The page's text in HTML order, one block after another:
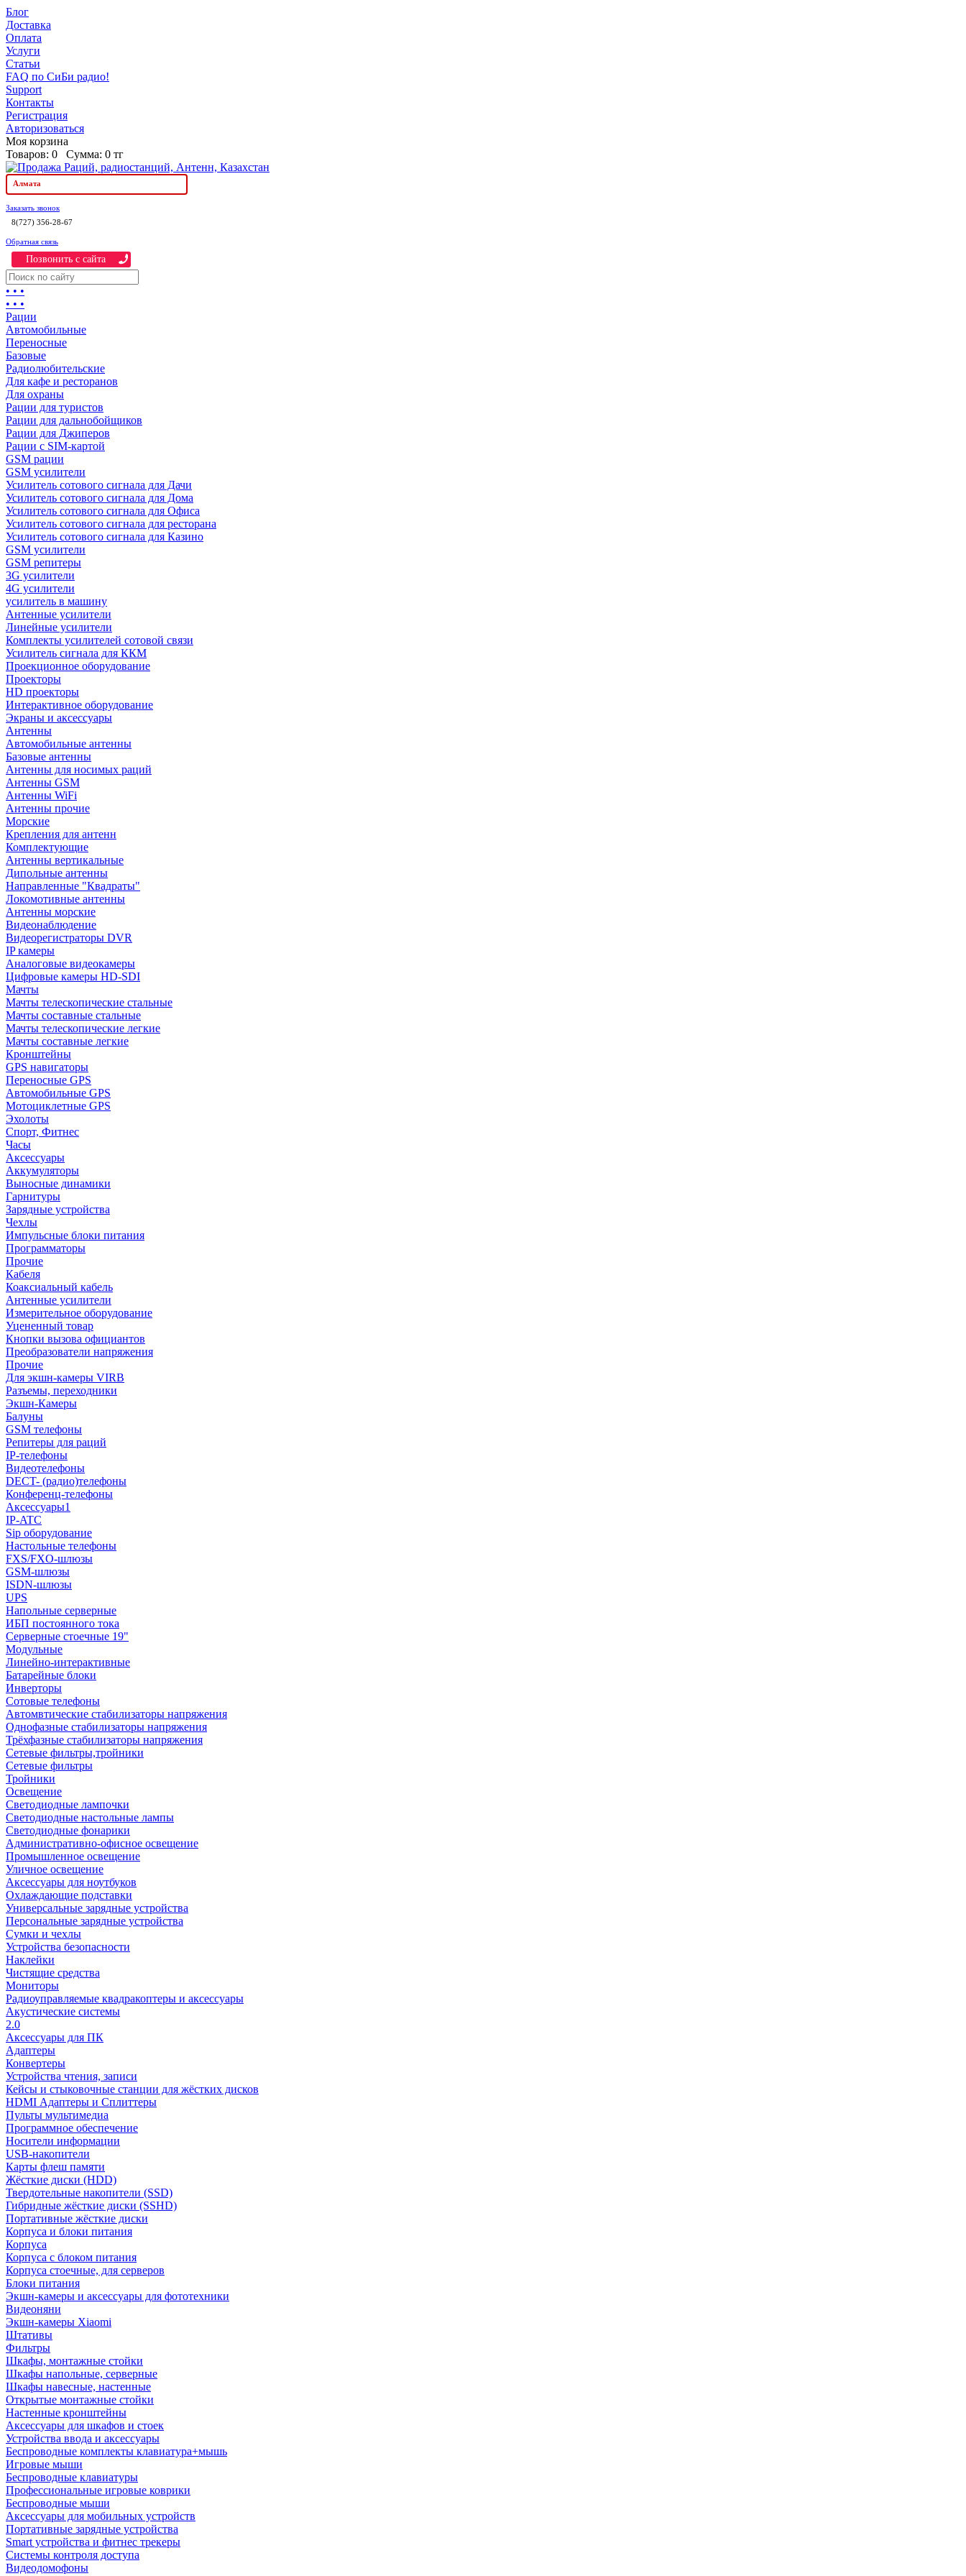
Блог
Доставка
Оплата
Услуги
Статьи
FAQ по СиБи радио!
Support
Контакты
Регистрация
Авторизоваться
Моя корзина
Товаров: 0 Сумма: 0 тг
Алмата
Заказать звонок
8(727) 356-28-67
Обратная связь
Позвонить c сайта
• • •
• • •
Рации
Автомобильные
Переносные
Базовые
Радиолюбительские
Для кафе и ресторанов
Для охраны
Рации для туристов
Рации для дальнобойщиков
Рации для Джиперов
Рации с SIM-картой
GSM рации
GSM усилители
Усилитель сотового сигнала для Дачи
Усилитель сотового сигнала для Дома
Усилитель сотового сигнала для Офиса
Усилитель сотового сигнала для ресторана
Усилитель сотового сигнала для Казино
GSM усилители
GSM репитеры
3G усилители
4G усилители
усилитель в машину
Антенные усилители
Линейные усилители
Комплекты усилителей сотовой связи
Усилитель сигнала для ККМ
Проекционное оборудование
Проекторы
HD проекторы
Интерактивное оборудование
Экраны и аксессуары
Антенны
Автомобильные антенны
Базовые антенны
Антенны для носимых раций
Антенны GSM
Антенны WiFi
Антенны прочие
Морские
Крепления для антенн
Комплектующие
Антенны вертикальные
Дипольные антенны
Направленные "Квадраты"
Локомотивные антенны
Антенны морские
Видеонаблюдение
Видеорегистраторы DVR
IP камеры
Аналоговые видеокамеры
Цифровые камеры HD-SDI
Мачты
Мачты телескопические стальные
Мачты составные стальные
Мачты телескопические легкие
Мачты составные легкие
Кронштейны
GPS навигаторы
Переносные GPS
Автомобильные GPS
Мотоциклетные GPS
Эхолоты
Спорт, Фитнес
Часы
Аксессуары
Аккумуляторы
Выносные динамики
Гарнитуры
Зарядные устройства
Чехлы
Импульсные блоки питания
Программаторы
Прочие
Кабеля
Коаксиальный кабель
Антенные усилители
Измерительное оборудование
Уцененный товар
Кнопки вызова официантов
Преобразователи напряжения
Прочие
Для экшн-камеры VIRB
Разъемы, переходники
Экшн-Камеры
Балуны
GSM телефоны
Репитеры для раций
IP-телефоны
Видеотелефоны
DECT- (радио)телефоны
Конференц-телефоны
Аксессуары1
IP-ATC
Sip оборудование
Настольные телефоны
FXS/FXO-шлюзы
GSM-шлюзы
ISDN-шлюзы
UPS
Напольные серверные
ИБП постоянного тока
Серверные стоечные 19"
Модульные
Линейно-интерактивные
Батарейные блоки
Инверторы
Сотовые телефоны
Автомвтические стабилизаторы напряжения
Однофазные стабилизаторы напряжения
Трёхфазные стабилизаторы напряжения
Сетевые фильтры,тройники
Сетевые фильтры
Тройники
Освещение
Светодиодные лампочки
Светодиодные настольные лампы
Светодиодные фонарики
Административно-офисное освещение
Промышленное освещение
Уличное освещение
Аксессуары для ноутбуков
Охлаждающие подставки
Универсальные зарядные устройства
Персональные зарядные устройства
Сумки и чехлы
Устройства безопасности
Наклейки
Чистящие средства
Мониторы
Радиоуправляемые квадракоптеры и аксессуары
Акустические системы
2.0
Аксессуары для ПК
Адаптеры
Конвертеры
Устройства чтения, записи
Кейсы и стыковочные станции для жёстких дисков
HDMI Адаптеры и Сплиттеры
Пульты мультимедиа
Программное обеспечение
Носители информации
USB-накопители
Карты флеш памяти
Жёсткие диски (HDD)
Твердотельные накопители (SSD)
Гибридные жёсткие диски (SSHD)
Портативные жёсткие диски
Корпуса и блоки питания
Корпуса
Корпуса с блоком питания
Корпуса стоечные, для серверов
Блоки питания
Экшн-камеры и аксессуары для фототехники
Видеоняни
Экшн-камеры Xiaomi
Штативы
Фильтры
Шкафы, монтажные стойки
Шкафы напольные, серверные
Шкафы навесные, настенные
Открытые монтажные стойки
Настенные кронштейны
Аксессуары для шкафов и стоек
Устройства ввода и аксессуары
Беспроводные комплекты клавиатура+мышь
Игровые мыши
Беспроводные клавиатуры
Профессиональные игровые коврики
Беспроводные мыши
Аксессуары для мобильных устройств
Портативные зарядные устройства
Smart устройства и фитнес трекеры
Системы контроля доступа
Видеодомофоны